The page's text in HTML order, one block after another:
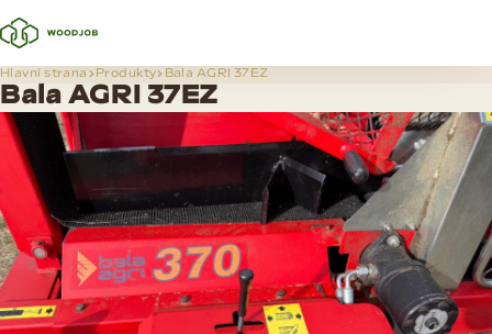
Hlavní strana Produkty Bala AGRI 37EZ
Bala AGRI 37EZ